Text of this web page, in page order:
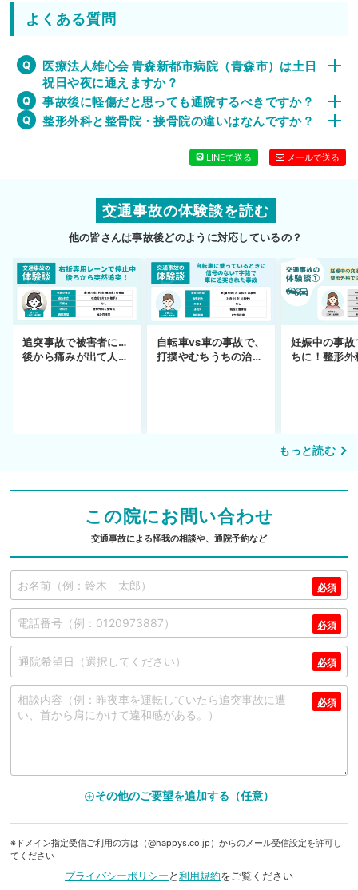
よくある質問
医療法人雄心会 青森新都市病院（青森市）は土日
祝日や夜に通えますか？
事故後に軽傷だと思っても通院するべきですか？
整形外科と整骨院・接骨院の違いはなんですか？
LINEで送る メールで送る
交通事故の体験談を読む
他の皆さんは事故後どのように対応しているの？
追突事故で被害者に…
後から痛みが出て人身
自転車vs車の事故で、
打撲やむちうちの治療
妊娠中の事故
ちに！整形外
もっと読む
この院にお問い合わせ
交通事故による怪我の相談や、通院予約など
add_circle_outlineその他のご要望を追加する（任意）
※ドメイン指定受信ご利用の方は（@happys.co.jp）からのメール受信設定を許可し
てください
プライバシーポリシーと利用規約をご覧ください